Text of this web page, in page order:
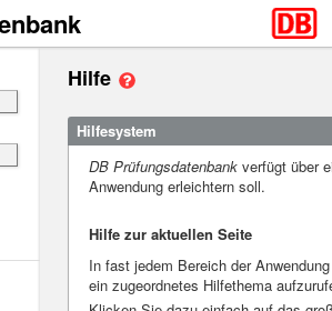
Hilfe
Hilfesystem
DB Prüfungsdatenbank verfügt über
Anwendung erleichtern soll.
Hilfe zur aktuellen Seite
In fast jedem Bereich der
ein zugeordnetes Hilfethema